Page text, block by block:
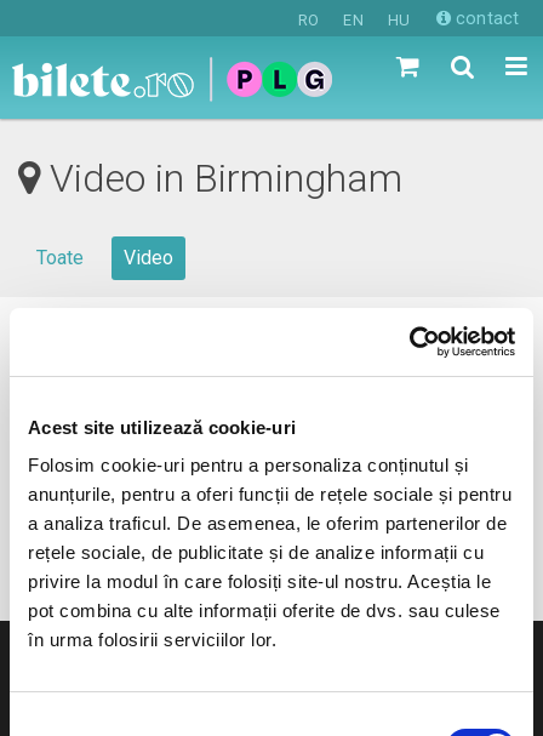
Acest site utilizează cookie-uri
Folosim cookie-uri pentru a personaliza conținutul și
anunțurile, pentru a oferi funcții de rețele sociale și pentru
a analiza traficul. De asemenea, le oferim partenerilor de
rețele sociale, de publicitate și de analize informații cu
privire la modul în care folosiți site-ul nostru. Aceștia le
pot combina cu alte informații oferite de dvs. sau culese
în urma folosirii serviciilor lor.
RO EN HU contact
Video in Birmingham
Toate Video
0 evenimente in viitorul apropiat
anunta-ma pe email cand apare urmatorul eveniment la
Birmingham